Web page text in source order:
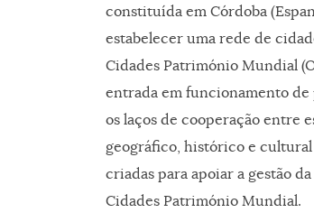
constituída em Córdoba
estabelecer uma rede de
Cidades Património Mundial
entrada em funcionamento
os laços de cooperação entre
geográfico, histórico e cultural
criadas para apoiar a gestão
Cidades Património Mundial.